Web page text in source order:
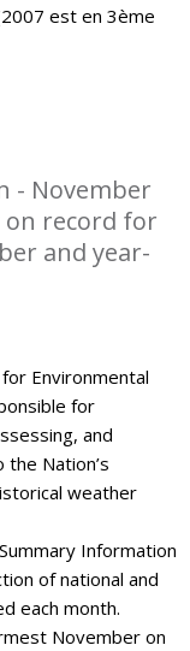
est en 3ème
- November
on record for
and year-
Environmental
for
and
Nation’s
weather
Information
of national and
each month.
November on